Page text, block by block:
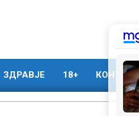
ЗДРАВЈЕ 18+ КОНТАКТ